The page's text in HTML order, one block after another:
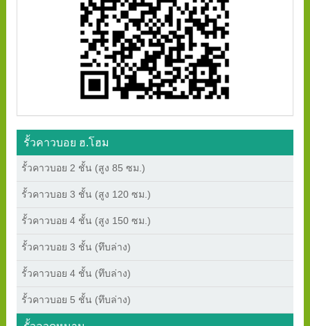
รั้วคาวบอย ฮ.โฮม
รั้วคาวบอย 2 ชั้น (สูง 85 ซม.)
รั้วคาวบอย 3 ชั้น (สูง 120 ซม.)
รั้วคาวบอย 4 ชั้น (สูง 150 ซม.)
รั้วคาวบอย 3 ชั้น (ทึบล่าง)
รั้วคาวบอย 4 ชั้น (ทึบล่าง)
รั้วคาวบอย 5 ชั้น (ทึบล่าง)